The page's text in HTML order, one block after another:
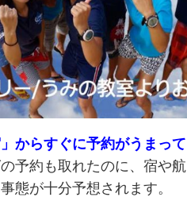
からすぐに予約がうまっ
予約も取れたのに、宿や
態が十分予想されます。